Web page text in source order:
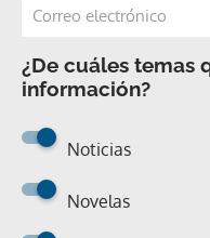
¿De cuáles temas
información?
Noticias
Novelas